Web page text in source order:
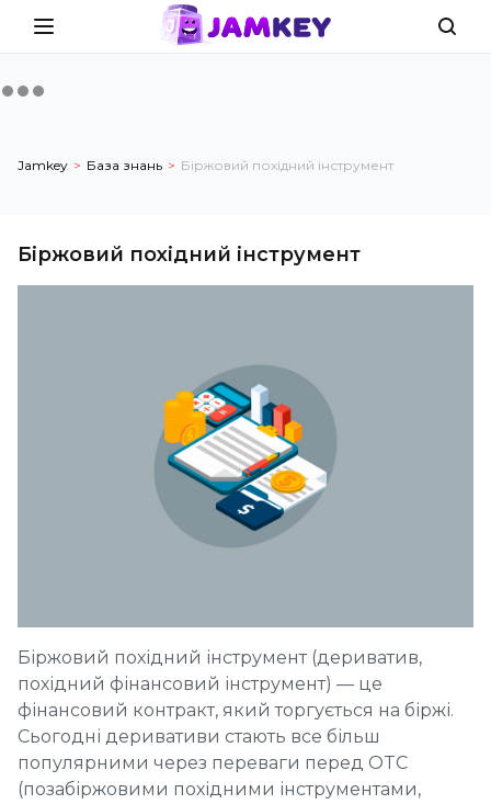
Jamkey База знань Біржовий похідний інструмент
Біржовий похідний інструмент
Біржовий похідний інструмент (дериватив,
похідний фінансовий інструмент) — це
фінансовий контракт, який торгується на біржі.
Сьогодні деривативи стають все більш
популярними через переваги перед OTC
(позабіржовими похідними інструментами,